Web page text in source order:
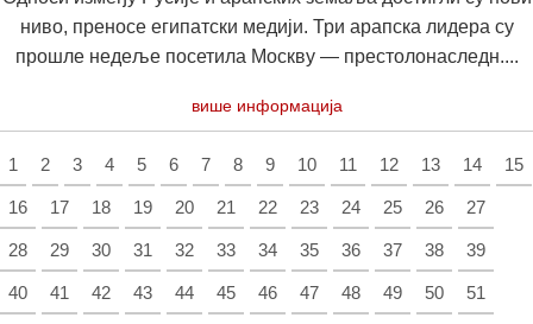
ниво, преносе египатски медији. Три арапска лидера су
прошле недеље посетила Москву — престолонаследн....
више информација
1 2 3 4 5 6 7 8 9 10 11 12 13 14 15
16 17 18 19 20 21 22 23 24 25 26 27
28 29 30 31 32 33 34 35 36 37 38 39
40 41 42 43 44 45 46 47 48 49 50 51